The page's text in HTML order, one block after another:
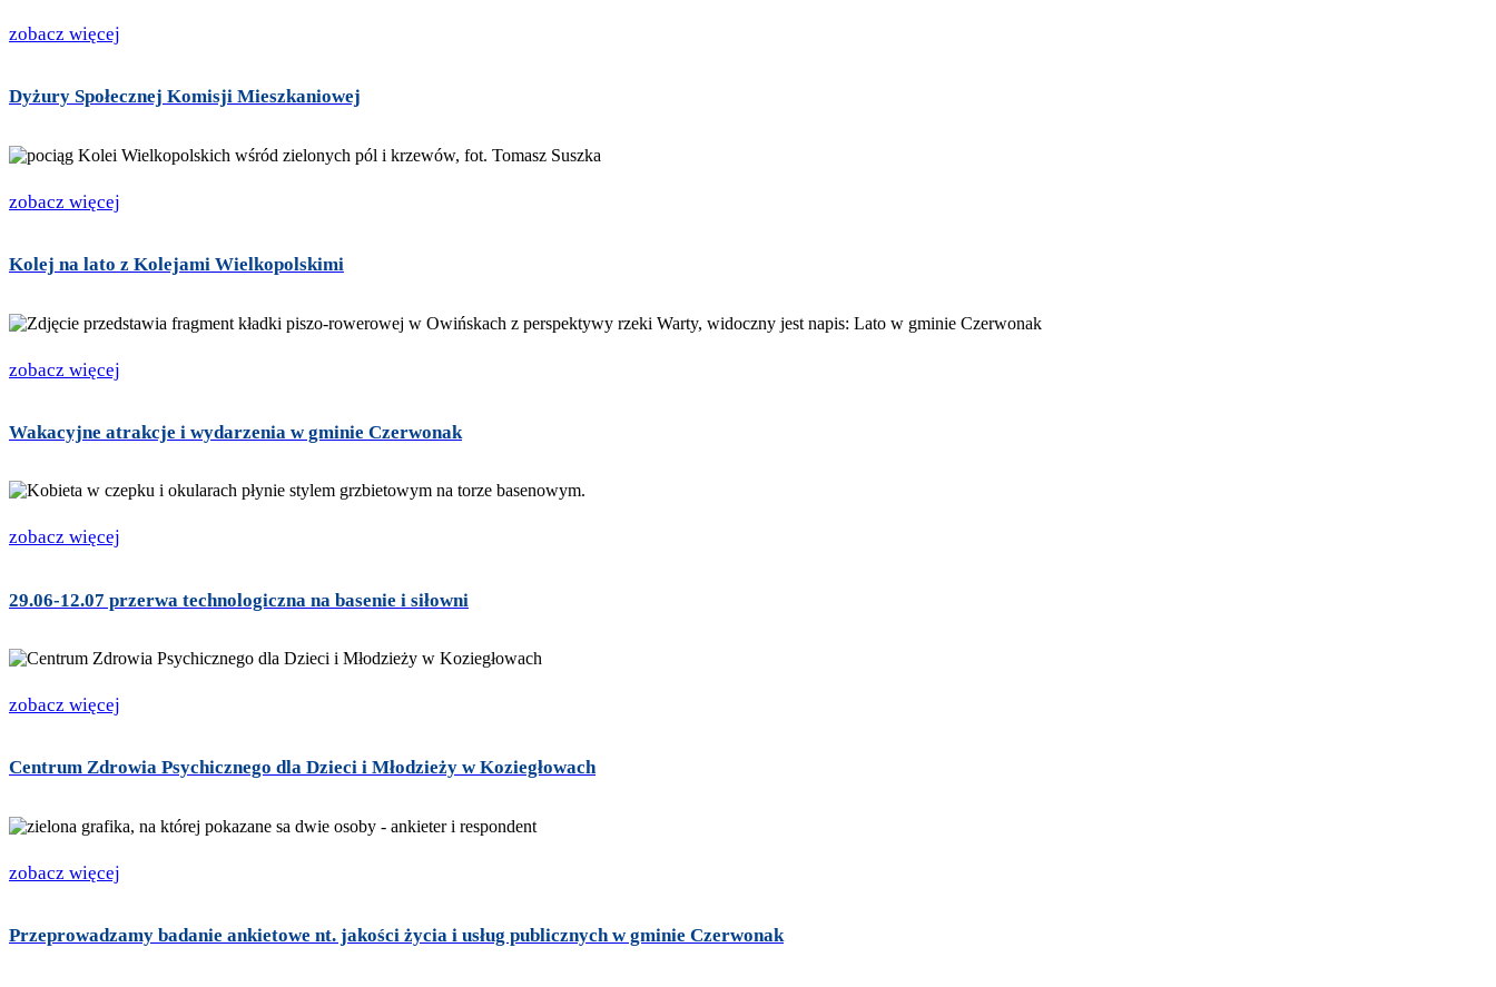
zobacz więcej
Dyżury Społecznej Komisji Mieszkaniowej
zobacz więcej
Kolej na lato z Kolejami Wielkopolskimi
zobacz więcej
Wakacyjne atrakcje i wydarzenia w gminie Czerwonak
zobacz więcej
29.06-12.07 przerwa technologiczna na basenie i siłowni
zobacz więcej
Centrum Zdrowia Psychicznego dla Dzieci i Młodzieży w Koziegłowach
zobacz więcej
Przeprowadzamy badanie ankietowe nt. jakości życia i usług publicznych w gminie Czerwonak